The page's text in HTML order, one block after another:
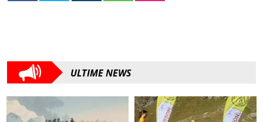
ULTIME NEWS